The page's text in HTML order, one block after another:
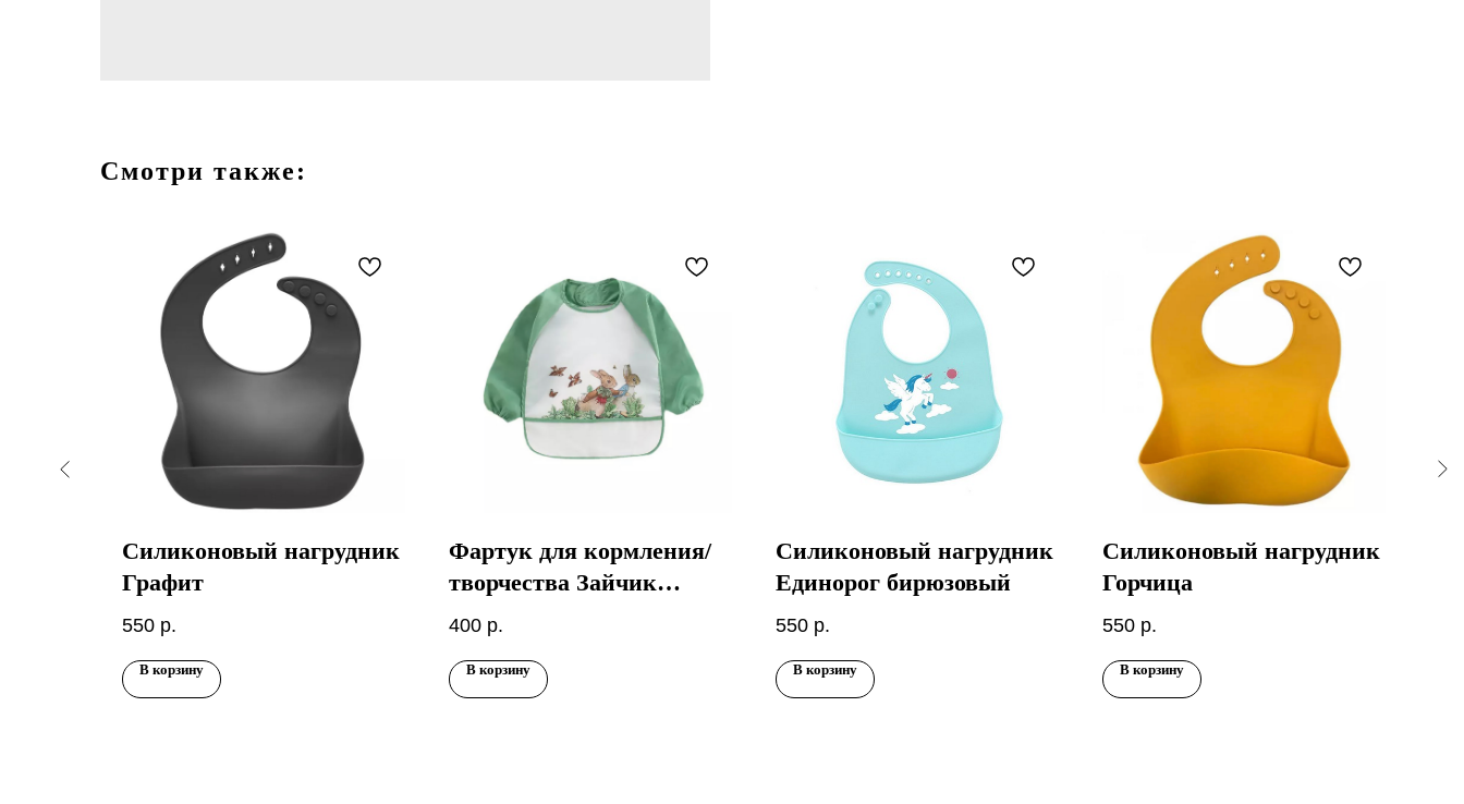
Смотри также:
Силиконовый нагрудник
Графит
550 р.
В корзину
Фартук для кормления/
творчества Зайчик
зеленый
400 р.
В корзину
Силиконовый нагрудник
Единорог бирюзовый
550 р.
В корзину
Силиконовый нагрудник
Горчица
550 р.
В корзину